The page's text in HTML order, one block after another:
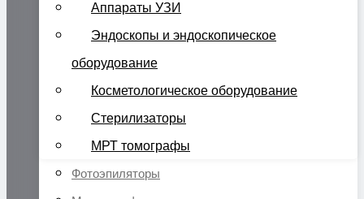
Аппараты УЗИ
Эндоскопы и эндоскопическое
оборудование
Косметологическое оборудование
Стерилизаторы
МРТ томографы
Фотоэпиляторы